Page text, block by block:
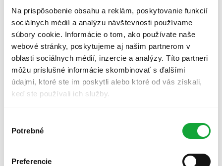
Na prispôsobenie obsahu a reklám, poskytovanie funkcií
sociálnych médií a analýzu návštevnosti používame
súbory cookie. Informácie o tom, ako používate naše
webové stránky, poskytujeme aj našim partnerom v
oblasti sociálnych médií, inzercie a analýzy. Títo partneri
môžu príslušné informácie skombinovať s ďalšími
údajmi, ktoré ste im poskytli alebo ktoré od vás získali,
keď ste používali ich služby.
súhlasu
Potrebné
Preferencie